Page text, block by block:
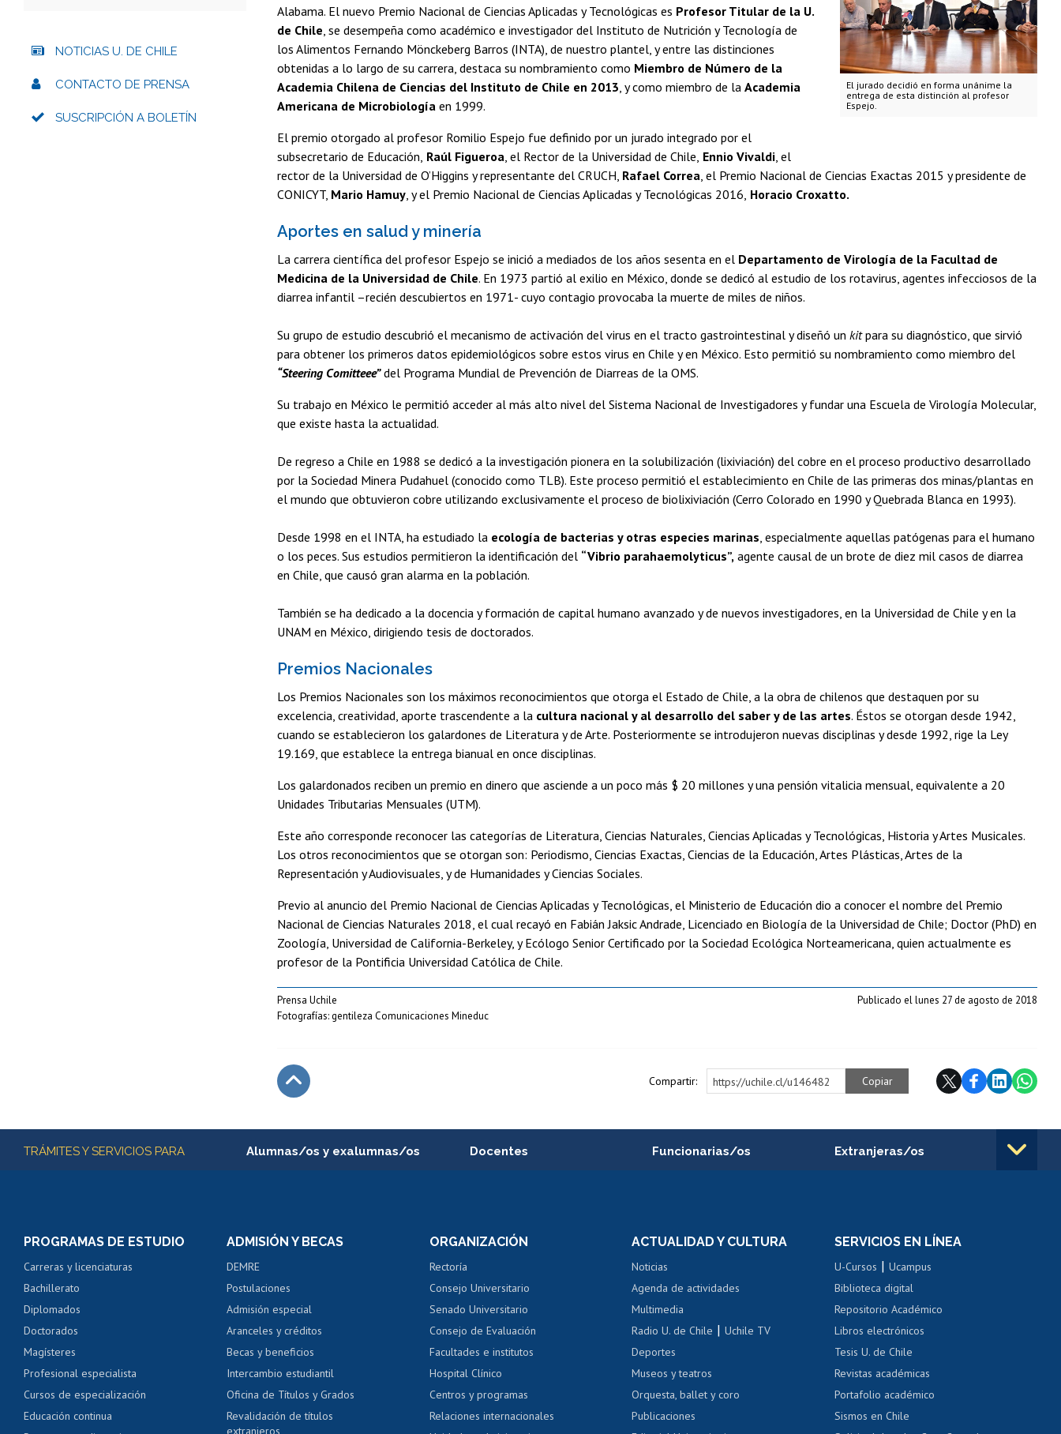
El jurado decidió en forma unánime la
entrega de esta distinción al profesor
Espejo.
Alabama. El nuevo Premio Nacional de Ciencias Aplicadas y Tecnológicas es Profesor Titular de la U.
de Chile , se desempeña como académico e investigador del Instituto de Nutrición y Tecnología de
los Alimentos Fernando Mönckeberg Barros (INTA), de nuestro plantel, y entre las distinciones
obtenidas a lo largo de su carrera, destaca su nombramiento como Miembro de Número de la
Academia Chilena de Ciencias del Instituto de Chile en 2013 , y como miembro de la Academia
Americana de Microbiología en 1999.
El premio otorgado al profesor Romilio Espejo fue definido por un jurado integrado por el
subsecretario de Educación, Raúl Figueroa , el Rector de la Universidad de Chile, Ennio Vivaldi , el
rector de la Universidad de O’Higgins y representante del CRUCH, Rafael Correa , el Premio Nacional de Ciencias Exactas 2015 y presidente de
CONICYT, Mario Hamuy , y el Premio Nacional de Ciencias Aplicadas y Tecnológicas 2016, Horacio Croxatto.
Aportes en salud y minería
La carrera científica del profesor Espejo se inició a mediados de los años sesenta en el Departamento de Virología de la Facultad de
Medicina de la Universidad de Chile. En 1973 partió al exilio en México, donde se dedicó al estudio de los rotavirus, agentes infecciosos de la
diarrea infantil –recién descubiertos en 1971- cuyo contagio provocaba la muerte de miles de niños.
Su grupo de estudio descubrió el mecanismo de activación del virus en el tracto gastrointestinal y diseñó un kitpara su diagnóstico, que sirvió
para obtener los primeros datos epidemiológicos sobre estos virus en Chile y en México. Esto permitió su nombramiento como miembro del
“Steering Comitteee”del Programa Mundial de Prevención de Diarreas de la OMS.
Su trabajo en México le permitió acceder al más alto nivel del Sistema Nacional de Investigadores y fundar una Escuela de Virología Molecular,
que existe hasta la actualidad.
De regreso a Chile en 1988 se dedicó a la investigación pionera en la solubilización (lixiviación) del cobre en el proceso productivo desarrollado
por la Sociedad Minera Pudahuel (conocido como TLB). Este proceso permitió el establecimiento en Chile de las primeras dos minas/plantas en
el mundo que obtuvieron cobre utilizando exclusivamente el proceso de biolixiviación (Cerro Colorado en 1990 y Quebrada Blanca en 1993).
Desde 1998 en el INTA, ha estudiado la ecología de bacterias y otras especies marinas, especialmente aquellas patógenas para el humano
o los peces. Sus estudios permitieron la identificación del “Vibrio parahaemolyticus”, agente causal de un brote de diez mil casos de diarrea
en Chile, que causó gran alarma en la población.
También se ha dedicado a la docencia y formación de capital humano avanzado y de nuevos investigadores, en la Universidad de Chile y en la
UNAM en México, dirigiendo tesis de doctorados.
Premios Nacionales
Los Premios Nacionales son los máximos reconocimientos que otorga el Estado de Chile, a la obra de chilenos que destaquen por su
excelencia, creatividad, aporte trascendente a la cultura nacional y al desarrollo del saber y de las artes. Éstos se otorgan desde 1942,
cuando se establecieron los galardones de Literatura y de Arte. Posteriormente se introdujeron nuevas disciplinas y desde 1992, rige la Ley
19.169, que establece la entrega bianual en once disciplinas.
Los galardonados reciben un premio en dinero que asciende a un poco más $ 20 millones y una pensión vitalicia mensual, equivalente a 20
Unidades Tributarias Mensuales (UTM).
Este año corresponde reconocer las categorías de Literatura, Ciencias Naturales, Ciencias Aplicadas y Tecnológicas, Historia y Artes Musicales.
Los otros reconocimientos que se otorgan son: Periodismo, Ciencias Exactas, Ciencias de la Educación, Artes Plásticas, Artes de la
Representación y Audiovisuales, y de Humanidades y Ciencias Sociales.
Previo al anuncio del Premio Nacional de Ciencias Aplicadas y Tecnológicas, el Ministerio de Educación dio a conocer el nombre del Premio
Nacional de Ciencias Naturales 2018, el cual recayó en Fabián Jaksic Andrade, Licenciado en Biología de la Universidad de Chile; Doctor (PhD) en
Zoología, Universidad de California-Berkeley, y Ecólogo Senior Certificado por la Sociedad Ecológica Norteamericana, quien actualmente es
profesor de la Pontificia Universidad Católica de Chile.
Prensa Uchile
Fotografías: gentileza Comunicaciones Mineduc
Publicado el lunes 27 de agosto de 2018
Compartir: https://uchile.cl/u146482 Copiar
NOTICIAS U. DE CHILE
CONTACTO DE PRENSA
SUSCRIPCIÓN A BOLETÍN
Más información
TRÁMITES Y SERVICIOS PARA Alumnas/os y exalumnas/os
Servicio médico y dental
Pago de arancel y crédito alumnos
Pago de arancel y crédito exalumnos
Certificado de títulos y grados
Docentes
Perfeccionamiento
Evaluación docente
Calificación académica
Postulación al AUCAI
Funcionarias/os
Portal de movilidad interna
Certificado de renta
Certificado de renta
Extranjeras/os
Cursos de español
Mi Uchile Ayuda tecnológica Tarjeta TUI Acoso laboral, sexual y violencia Denuncias administrativas
PROGRAMAS DE ESTUDIO
Carreras y licenciaturas
Bachillerato
Diplomados
Doctorados
Magísteres
Profesional especialista
Cursos de especialización
Educación continua
ADMISIÓN Y BECAS
DEMRE
Postulaciones
Admisión especial
Aranceles y créditos
Becas y beneficios
Intercambio estudiantil
Oficina de Títulos y Grados
Revalidación de títulos
extranjeros
ORGANIZACIÓN
Rectoría
Consejo Universitario
Senado Universitario
Consejo de Evaluación
Facultades e institutos
Hospital Clínico
Centros y programas
Relaciones internacionales
ACTUALIDAD Y CULTURA
Noticias
Agenda de actividades
Multimedia
Radio U. de Chile |Uchile TV
Deportes
Museos y teatros
Orquesta, ballet y coro
Publicaciones
SERVICIOS EN LÍNEA
U-Cursos |Ucampus
Biblioteca digital
Repositorio Académico
Libros electrónicos
Tesis U. de Chile
Revistas académicas
Portafolio académico
Sismos en Chile